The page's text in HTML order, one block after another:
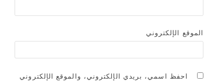
الموقع الإلكتروني
احفظ اسمي، بريدي الإلكتروني، والموقع الإلكتروني